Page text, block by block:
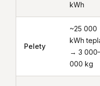
kWh
Pelety
~25 000
kWh
→ 3
000 kg